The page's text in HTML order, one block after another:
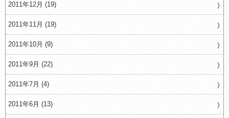
2011年12月 (19)
2011年11月 (19)
2011年10月 (9)
2011年9月 (22)
2011年7月 (4)
2011年6月 (13)